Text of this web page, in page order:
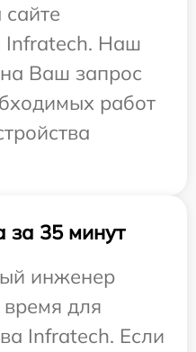
сайте
Infratech. Наш
Ваш запрос
работ
за 35 минут
инженер
для
Infratech. Если